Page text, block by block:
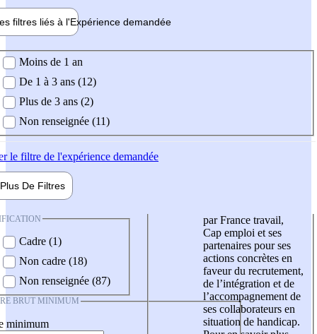
filtres liés à l'Expérience demandée
demandée
Moins de 1 an
De 1 à 3 ans (12)
Plus de 3 ans (2)
Non renseignée (11)
le filtre de l'expérience demandée
Plus De Filtres
Cadre (1)
Non cadre (18)
Non renseignée (87)
BRUT MINIMUM
minimum
par France travail,
Cap emploi et ses
partenaires pour ses
actions concrètes en
faveur du recrutement,
de l’intégration et de
l’accompagnement de
ses collaborateurs en
situation de handicap.